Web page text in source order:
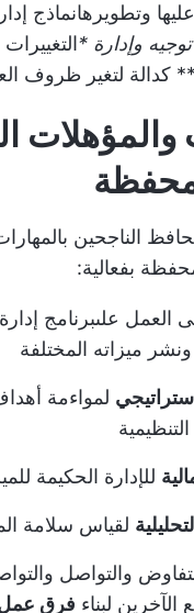
وتطويرهانماذج
توجيه وإدارة *
كدالة لتغير ظروف
والمؤهلات
الناجحين
بفعالية:
العمل علىبرنامج
ونشر ميزاته المختلفة
لمواءمة
للإدارة الحكيمة
لقياس سلامة
والتواصل
الآخرين لبناء فرق